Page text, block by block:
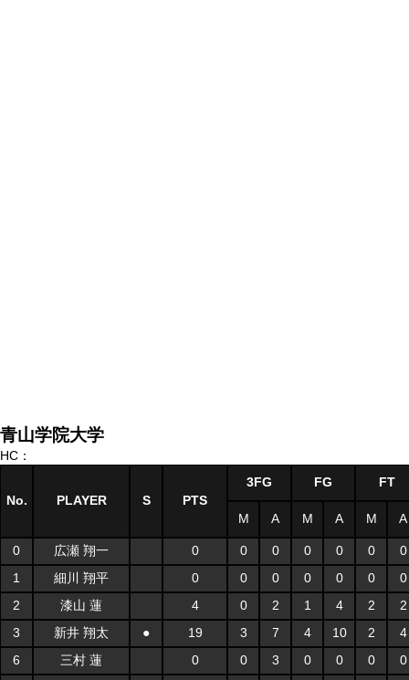
青山学院大学
HC：
No. PLAYER S PTS
3FG FG FT
M A M A M A
0 広瀬 翔一 0 0 0 0 0 0
0
1
細川 翔平 0 0 0 0 0 0
0
2
漆山 蓮 4 0 2 1 4 2
2
3
新井 翔太 ● 19 3 7 4 10 2
4
6
三村 蓮 0 0 3 0 0 0
0